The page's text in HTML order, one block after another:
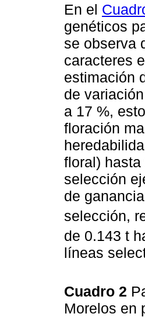
En el
genéticos
se observa
caracteres
estimación
de
a 17 %,
floración
floral)
selección
de
selección,
de 0.143 t
líneas
Cuadro 2
Morelos en